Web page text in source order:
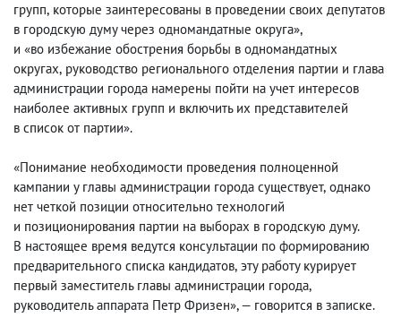
групп, которые заинтересованы в проведении своих депутатов
в городскую думу через одномандатные округа»,
и «во избежание обострения борьбы в одномандатных
округах, руководство регионального отделения партии и глава
администрации города намерены пойти на учет интересов
наиболее активных групп и включить их представителей
в список от партии».
«Понимание необходимости проведения полноценной
кампании у главы администрации города существует, однако
нет четкой позиции относительно технологий
и позиционирования партии на выборах в городскую думу.
В настоящее время ведутся консультации по формированию
предварительного списка кандидатов, эту работу курирует
первый заместитель главы администрации города,
руководитель аппарата Петр Фризен», — говорится в записке.